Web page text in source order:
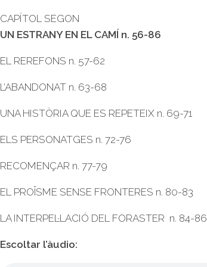
CAPÍTOL SEGON
UN ESTRANY EN EL CAMÍ n. 56-86
EL REREFONS n. 57-62
L’ABANDONAT n. 63-68
UNA HISTÒRIA QUE ES REPETEIX n. 69-71
ELS PERSONATGES n. 72-76
RECOMENÇAR n. 77-79
EL PROÏSME SENSE FRONTERES n. 80-83
LA INTERPEL·LACIÓ DEL FORASTER n. 84-86
Escoltar l’àudio: